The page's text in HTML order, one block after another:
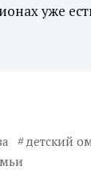
уже
детский